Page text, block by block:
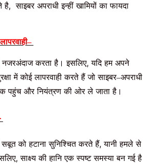
है, साइबर अपराधी इन्हीं खामियों का फायदा
लापरवाही–
नजरअंदाज करता है। इसलिए,यदि हम अपने
में कोई लापरवाही करते हैं जो साइबर–अपराधी
पहुंच और नियंत्रण की ओर ले जाता है।
सबूत को हटानासुनिश्चित करते हैं,यानी हमले से
,साक्ष्य की हानि एक स्पष्ट समस्या बन गई है